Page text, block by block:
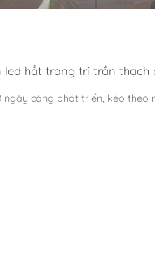
led hắt trang trí trần thạch
ngày càng phát triển, kéo theo